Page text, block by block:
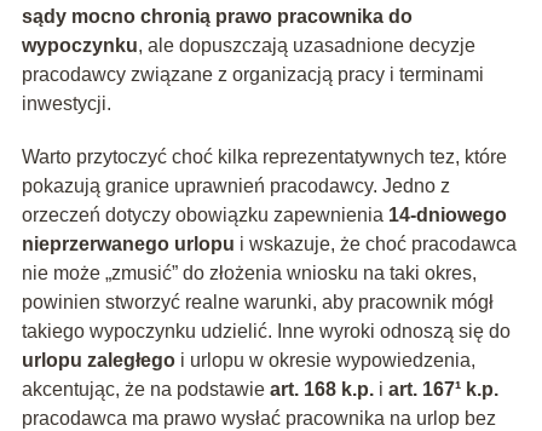
sądy mocno chronią prawo pracownika do
wypoczynku, ale dopuszczają uzasadnione decyzje
pracodawcy związane z organizacją pracy i terminami
inwestycji.
Warto przytoczyć choć kilka reprezentatywnych tez, które
pokazują granice uprawnień pracodawcy. Jedno z
orzeczeń dotyczy obowiązku zapewnienia 14‑dniowego
nieprzerwanego urlopu i wskazuje, że choć pracodawca
nie może „zmusić” do złożenia wniosku na taki okres,
powinien stworzyć realne warunki, aby pracownik mógł
takiego wypoczynku udzielić. Inne wyroki odnoszą się do
urlopu zaległegoi urlopu w okresie wypowiedzenia,
akcentując, że na podstawie art. 168 k.p.i art. 167¹ k.p.
pracodawca ma prawo wysłać pracownika na urlop bez